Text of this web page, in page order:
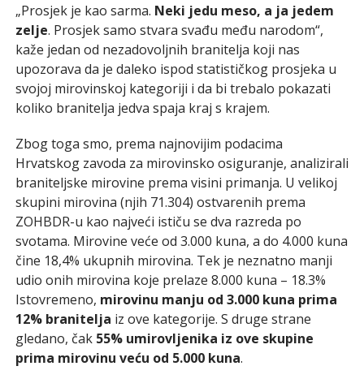
„Prosjek je kao sarma. Neki jedu meso, a ja jedem
zelje. Prosjek samo stvara svađu među narodom“,
kaže jedan od nezadovoljnih branitelja koji nas
upozorava da je daleko ispod statističkog prosjeka u
svojoj mirovinskoj kategoriji i da bi trebalo pokazati
koliko branitelja jedva spaja kraj s krajem.
Zbog toga smo, prema najnovijim podacima
Hrvatskog zavoda za mirovinsko osiguranje, analizirali
braniteljske mirovine prema visini primanja. U velikoj
skupini mirovina (njih 71.304) ostvarenih prema
ZOHBDR-u kao najveći ističu se dva razreda po
svotama. Mirovine veće od 3.000 kuna, a do 4.000 kuna
čine 18,4% ukupnih mirovina. Tek je neznatno manji
udio onih mirovina koje prelaze 8.000 kuna – 18.3%
Istovremeno, mirovinu manju od 3.000 kuna prima
12% branitelja iz ove kategorije. S druge strane
gledano, čak 55% umirovljenika iz ove skupine
prima mirovinu veću od 5.000 kuna.